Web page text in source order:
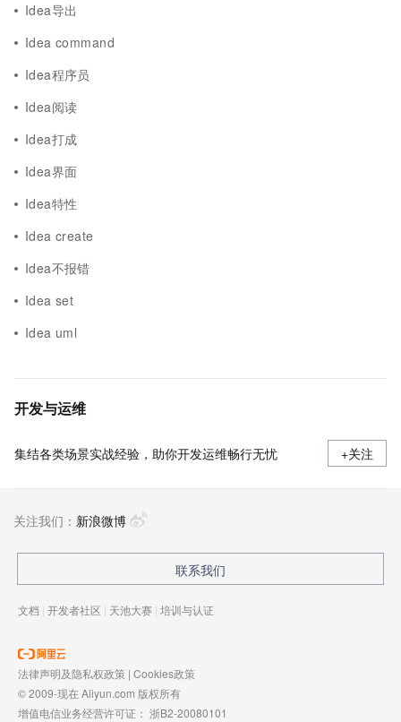
Idea导出
Idea command
Idea程序员
Idea阅读
Idea打成
Idea界面
Idea特性
Idea create
Idea不报错
Idea set
Idea uml
开发与运维
集结各类场景实战经验，助你开发运维畅行无忧 +关注
关注我们： 新浪微博
联系我们
文档 | 开发者社区 | 天池大赛 | 培训与认证
法律声明及隐私权政策 | Cookies政策
© 2009-现在 Aliyun.com 版权所有
增值电信业务经营许可证： 浙B2-20080101